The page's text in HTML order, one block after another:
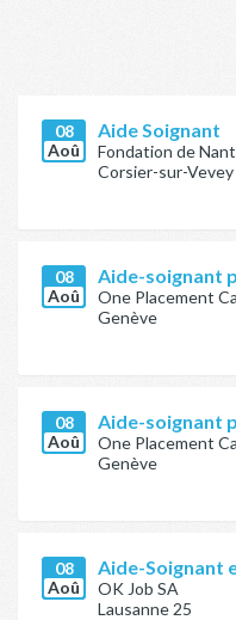
08
Aoû
Aide Soignant
Fondation de Nant
Corsier-sur-Vevey
08
Aoû
Aide-soignant
One Placement
Genève
08
Aoû
Aide-soignant
One Placement
Genève
08
Aoû
Aide-Soignant
OK Job SA
Lausanne 25